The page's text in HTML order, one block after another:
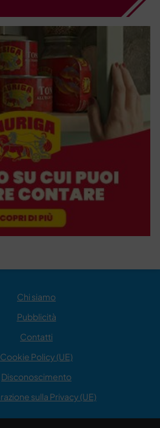
Chi siamo
Pubblicità
Contatti
Cookie Policy (UE)
Disconoscimento
sulla Privacy (UE)